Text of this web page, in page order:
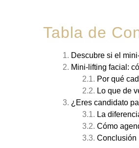
Tabla de
Descubre si el
Mini-lifting facial:
Por qué
Lo que de
¿Eres candidato
La
Cómo
Conclusión